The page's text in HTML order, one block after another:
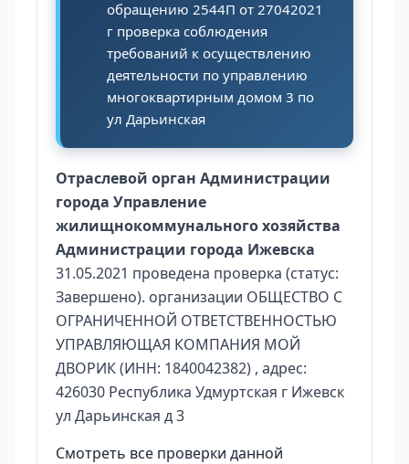
обращению 2544П от 27042021
г проверка соблюдения
требований к осуществлению
деятельности по управлению
многоквартирным домом 3 по
ул Дарьинская
Отраслевой орган Администрации
города Управление
жилищнокоммунального хозяйства
Администрации города Ижевска
31.05.2021 проведена проверка (статус:
Завершено). организации ОБЩЕСТВО С
ОГРАНИЧЕННОЙ ОТВЕТСТВЕННОСТЬЮ
УПРАВЛЯЮЩАЯ КОМПАНИЯ МОЙ
ДВОРИК (ИНН: 1840042382) , адрес:
426030 Республика Удмуртская г Ижевск
ул Дарьинская д 3
Смотреть все проверки данной